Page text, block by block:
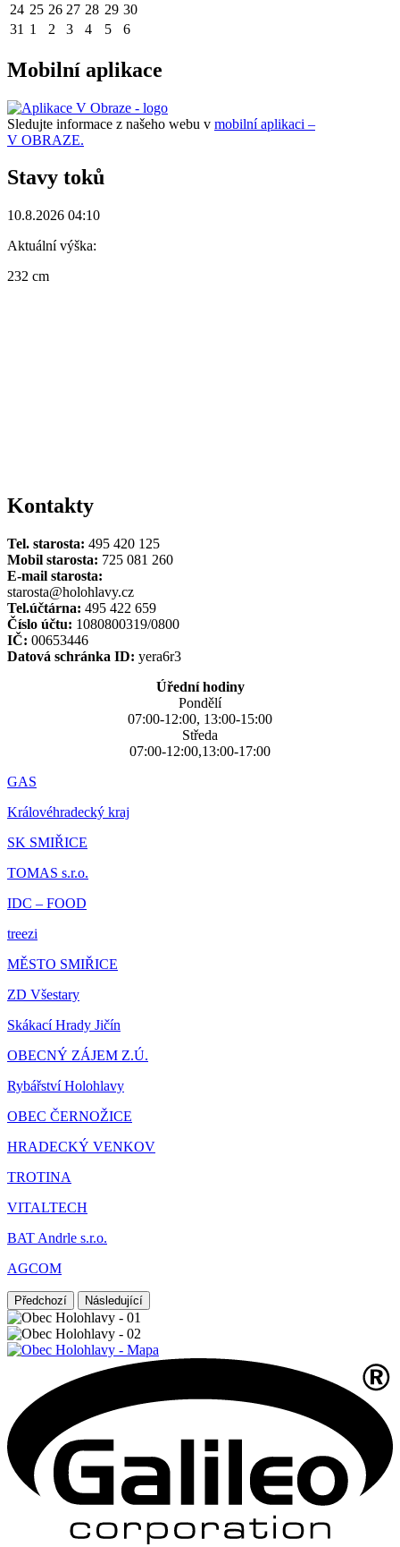
24 25 26 27 28 29 30
31 1 2 3 4 5 6
Mobilní aplikace
Sledujte informace z našeho webu v mobilní aplikaci –
V OBRAZE.
Stavy toků
10.8.2026 04:10
Aktuální výška:
232 cm
Kontakty
Tel. starosta: 495 420 125
Mobil starosta: 725 081 260
E-mail starosta:
starosta@holohlavy.cz
Tel.účtárna: 495 422 659
Číslo účtu: 1080800319/0800
IČ: 00653446
Datová schránka ID: yera6r3
Úřední hodiny
Pondělí
07:00-12:00, 13:00-15:00
Středa
07:00-12:00,13:00-17:00
GAS
Královéhradecký kraj
SK SMIŘICE
TOMAS s.r.o.
IDC – FOOD
treezi
MĚSTO SMIŘICE
ZD Všestary
Skákací Hrady Jičín
OBECNÝ ZÁJEM Z.Ú.
Rybářství Holohlavy
OBEC ČERNOŽICE
HRADECKÝ VENKOV
TROTINA
VITALTECH
BAT Andrle s.r.o.
AGCOM
Předchozí Následující